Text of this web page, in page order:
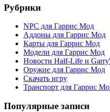
Рубрики
NPC для Гаррис Мод
Аддоны для Гаррис Мод
Карты для Гаррис Мод
Модели для Гаррис Мод
Новости Half-Life и
Оружие для Гаррис Мод
Скачать игру
Транспорт для Гаррис
Популярные записи